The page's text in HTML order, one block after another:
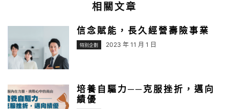
相關文章
信念賦能，長久經營壽險事業
特別企劃 2023 年 11 月 1 日
培養自驅力──克服挫折，邁向
績優